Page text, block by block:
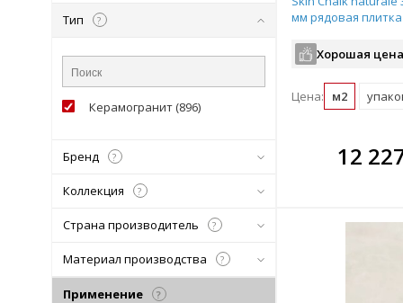
мм рядовая плитка
Хорошая
Цена: м2
всегда выгоднее!
Подобрать комплект
12В
всегда
Тип ?
Керамогранит (896)
Бренд ?
Коллекция ?
Страна производитель ?
Материал производства ?
Применение ?